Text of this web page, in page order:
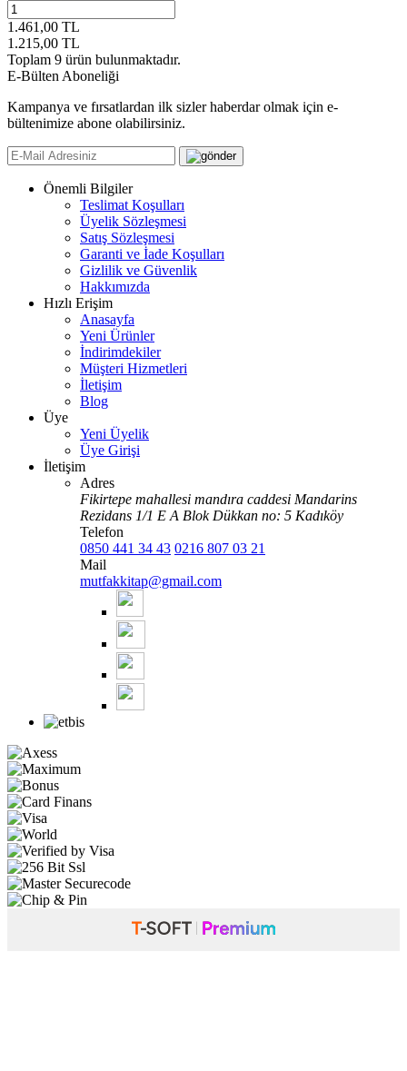
1.461,00 TL
1.215,00 TL
Toplam 9 ürün bulunmaktadır.
E-Bülten Aboneliği
Kampanya ve fırsatlardan ilk sizler haberdar olmak için e-
bültenimize abone olabilirsiniz.
Önemli Bilgiler
Teslimat Koşulları
Üyelik Sözleşmesi
Satış Sözleşmesi
Garanti ve İade Koşulları
Gizlilik ve Güvenlik
Hakkımızda
Hızlı Erişim
Anasayfa
Yeni Ürünler
İndirimdekiler
Müşteri Hizmetleri
İletişim
Blog
Üye
Yeni Üyelik
Üye Girişi
İletişim
Adres
Fikirtepe mahallesi mandıra caddesi Mandarins
Rezidans 1/1 E A Blok Dükkan no: 5 Kadıköy
Telefon
0850 441 34 43 0216 807 03 21
Mail
mutfakkitap@gmail.com